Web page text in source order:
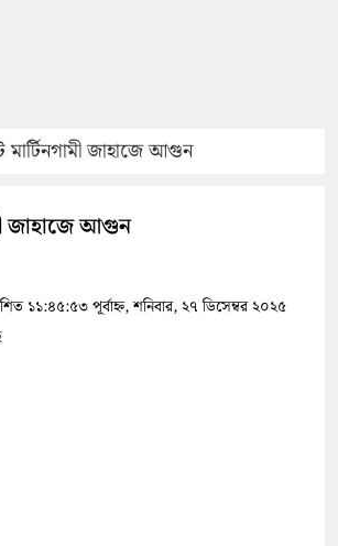
মার্টিনগামী জাহাজে আগুন
জাহাজে আগুন
১১:৪৫:৫৩ পূর্বাহ্ন, শনিবার, ২৭ ডিসেম্বর ২০২৫